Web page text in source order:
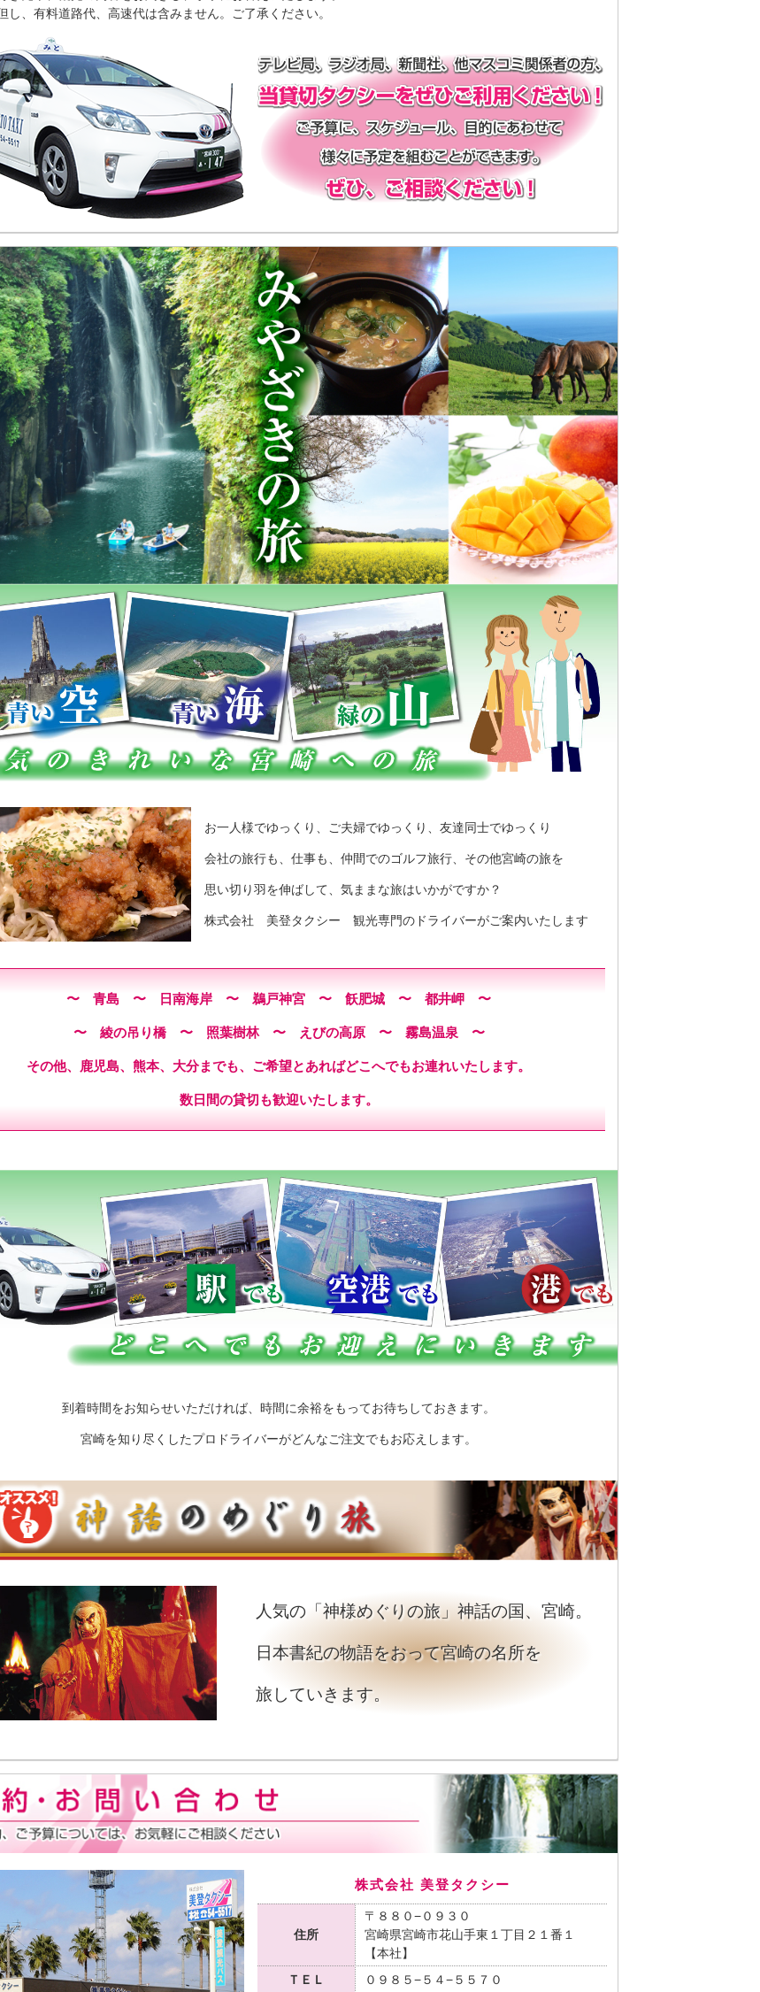
し、有料道路代、高速代は含みません。ご了承ください。
お一人様でゆっくり、ご夫婦でゆっくり、友達同士でゆっくり
会社の旅行も、仕事も、仲間でのゴルフ旅行、その他宮崎の旅を
思い切り羽を伸ばして、気ままな旅はいかがですか？
株式会社 美登タクシー 観光専門のドライバーがご案内いたします
〜 青島 〜 日南海岸 〜 鵜戸神宮 〜 飫肥城 〜 都井岬 〜
〜 綾の吊り橋 〜 照葉樹林 〜 えびの高原 〜 霧島温泉 〜
その他、鹿児島、熊本、大分までも、ご希望とあればどこへでもお連れいたします。
数日間の貸切も歓迎いたします。
到着時間をお知らせいただければ、時間に余裕をもってお待ちしておきます。
宮崎を知り尽くしたプロドライバーがどんなご注文でもお応えします。
人気の「神様めぐりの旅」神話の国、宮崎。
日本書紀の物語をおって宮崎の名所を
旅していきます。
株式会社 美登タクシー
住所
〒８８０−０９３０
宮崎県宮崎市花山手東１丁目２１番１
【本社】
ＴＥＬ
０９８５−５４−５５７０